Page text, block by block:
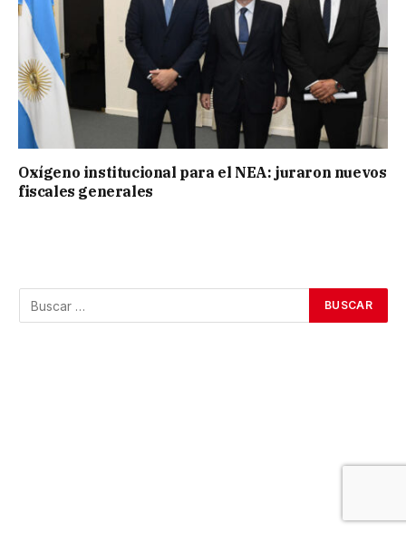
Oxígeno institucional para el NEA: juraron nuevos
fiscales generales